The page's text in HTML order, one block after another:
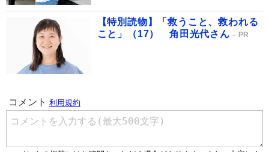
【特別読物】「救うこと、救われる
こと」（17） 角田光代さん
PR